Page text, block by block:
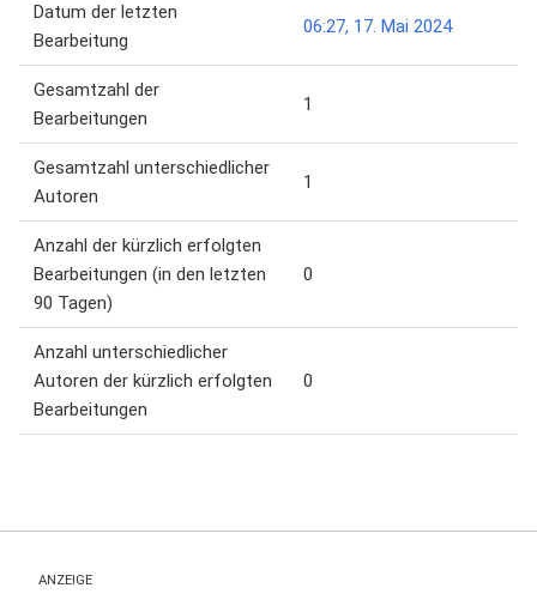
Datum der letzten
Bearbeitung
06:27, 17. Mai 2024
Gesamtzahl der
Bearbeitungen
1
Gesamtzahl unterschiedlicher
Autoren
1
Anzahl der kürzlich erfolgten
Bearbeitungen (in den letzten
90 Tagen)
0
Anzahl unterschiedlicher
Autoren der kürzlich erfolgten
Bearbeitungen
0
ANZEIGE